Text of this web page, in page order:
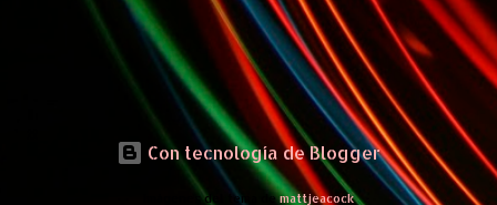
Con tecnología de Blogger
Imágenes del tema demattjeacock